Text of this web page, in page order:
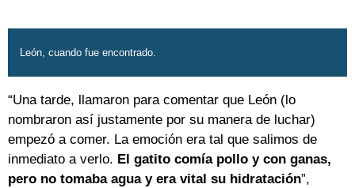
León, cuando fue encontrado.
“Una tarde, llamaron para comentar que León (lo
nombraron así justamente por su manera de luchar)
empezó a comer. La emoción era tal que salimos de
inmediato a verlo. El gatito comía pollo y con ganas,
pero no tomaba agua y era vital su hidratación”,